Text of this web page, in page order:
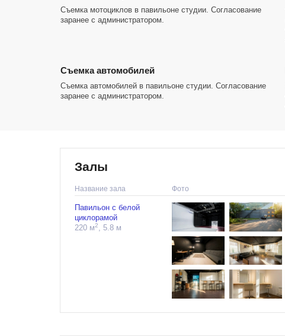
Съемка мотоциклов в павильоне студии. Согласование
заранее с администратором.
Съемка автомобилей
Съемка автомобилей в павильоне студии. Согласование
заранее с администратором.
Залы
Название зала Фото
Павильон с белой
циклорамой
220 м2, 5.8 м